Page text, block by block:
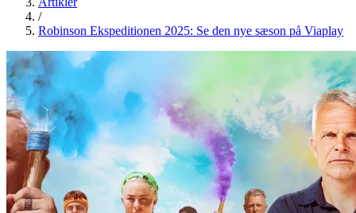
/
Robinson Ekspeditionen 2025: Se den nye sæson på Viaplay